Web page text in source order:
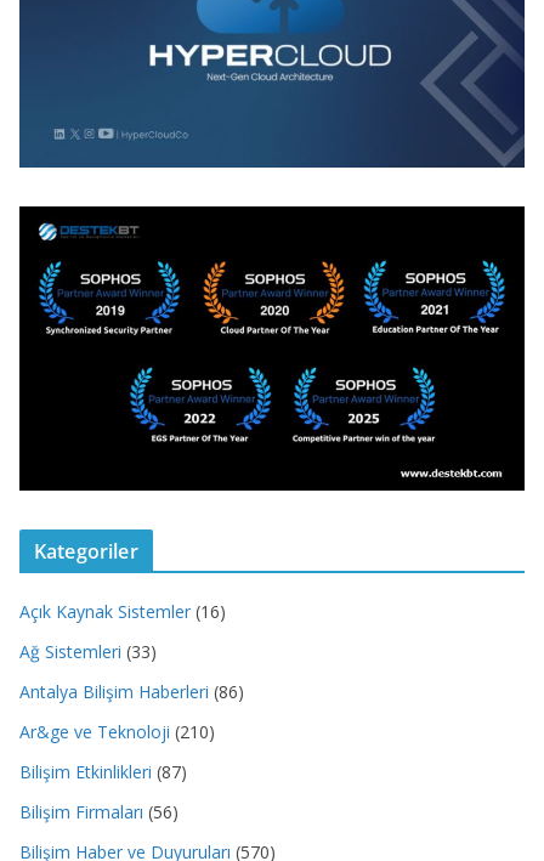
Kategoriler
Açık Kaynak Sistemler (16)
Ağ Sistemleri (33)
Antalya Bilişim Haberleri (86)
Ar&ge ve Teknoloji (210)
Bilişim Etkinlikleri (87)
Bilişim Firmaları (56)
Bilişim Haber ve Duyuruları (570)